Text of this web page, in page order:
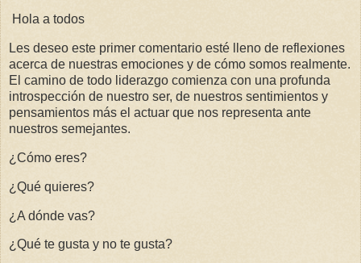
Hola a todos
Les deseo este primer comentario esté lleno de reflexiones
acerca de nuestras emociones y de cómo somos realmente.
El camino de todo liderazgo comienza con una profunda
introspección de nuestro ser, de nuestros sentimientos y
pensamientos más el actuar que nos representa ante
nuestros semejantes.
¿Cómo eres?
¿Qué quieres?
¿A dónde vas?
¿Qué te gusta y no te gusta?